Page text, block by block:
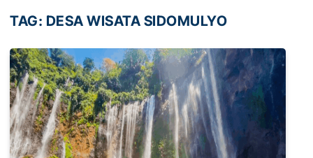
TAG: DESA WISATA SIDOMULYO